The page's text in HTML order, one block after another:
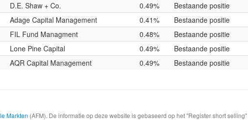
D.E. Shaw + Co. 0.49%
Bestaande positie
Adage Capital Management 0.41%
Bestaande positie
FIL Fund Managment 0.48%
Bestaande positie
Lone Pine Capital 0.49%
Bestaande positie
AQR Capital Management 0.49% Bestaande positie
Markten (AFM). De informatie op deze website is gebaseerd op het "Register short